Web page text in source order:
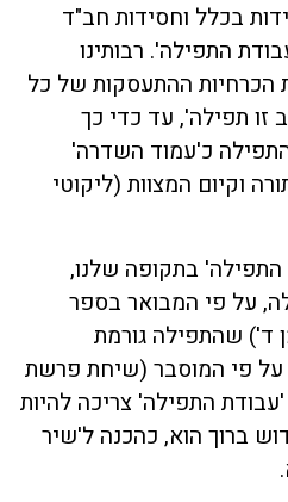
בכלל וחסידות חב"ד
התפילה'. רבותינו
הכרחיות ההתעסקות של כל
תפילה', עד כדי כך
כ'עמוד השדרה'
וקיום המצוות (ליקוטי
התפילה' בתקופה שלנו,
על פי המבואר בספר
ד') שהתפילה גורמת
על פי המוסבר (שיחת פרשת
התפילה' צריכה להיות
ברוך הוא, כהכנה ל'שיר